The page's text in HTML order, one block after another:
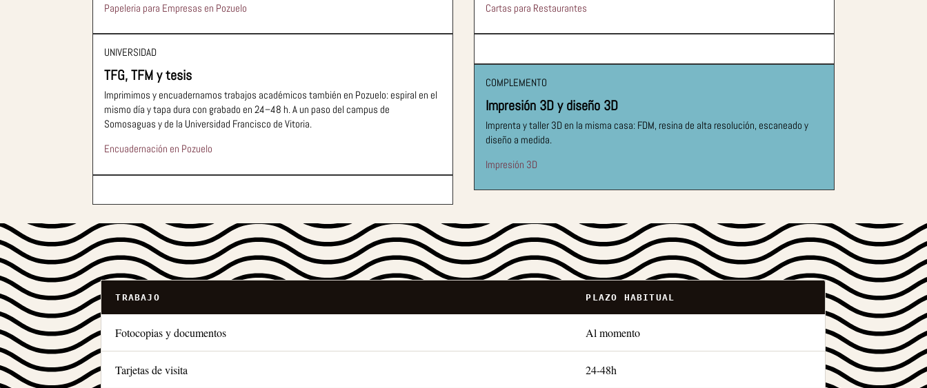
Papeleria para Empresas en Pozuelo
UNIVERSIDAD
TFG, TFM y tesis
Imprimimos y encuadernamos trabajos académicos también en Pozuelo: espiral en el
mismo día y tapa dura con grabado en 24–48 h. A un paso del campus de
Somosaguas y de la Universidad Francisco de Vitoria.
Encuadernación en Pozuelo
Cartas para Restaurantes
COMPLEMENTO
Impresión 3D y diseño 3D
Imprenta y taller 3D en la misma casa: FDM, resina de alta resolución, escaneado y
diseño a medida.
Impresión 3D
TRABAJO PLAZO HABITUAL
Fotocopias y documentos Al momento
Tarjetas de visita 24-48h